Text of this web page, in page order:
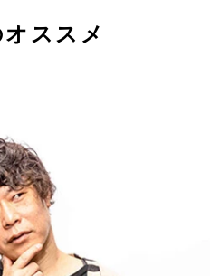
言【天才は天才を見抜く力も
ススメ